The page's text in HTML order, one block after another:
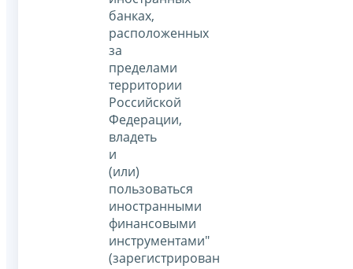
банках,
расположенных
за
пределами
территории
Российской
Федерации,
владеть
и
(или)
пользоваться
иностранными
финансовыми
инструментами"
(зарегистрирован